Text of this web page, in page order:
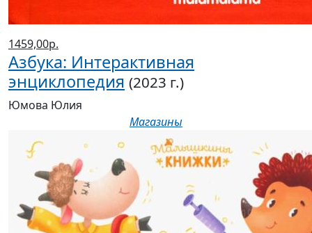
1459,00р.
Азбука: Интерактивная
энциклопедия (2023 г.)
Юмова Юлия
Магазины